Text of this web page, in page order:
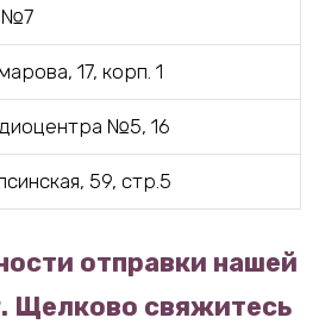
№7
17, корп. 1
№5, 16
59, стр.5
отправки нашей
Щелково свяжитесь